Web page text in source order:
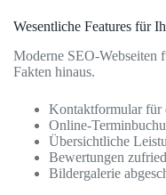
Wesentliche Features für
Moderne SEO-Webseiten
Fakten hinaus.
Kontaktformular für
Online-
Übersichtliche
Bewertungen
Bildergalerie